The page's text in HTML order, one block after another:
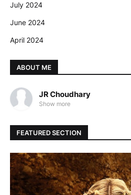
July 2024
June 2024
April 2024
ABOUT ME
JR Choudhary
Show more
FEATURED SECTION